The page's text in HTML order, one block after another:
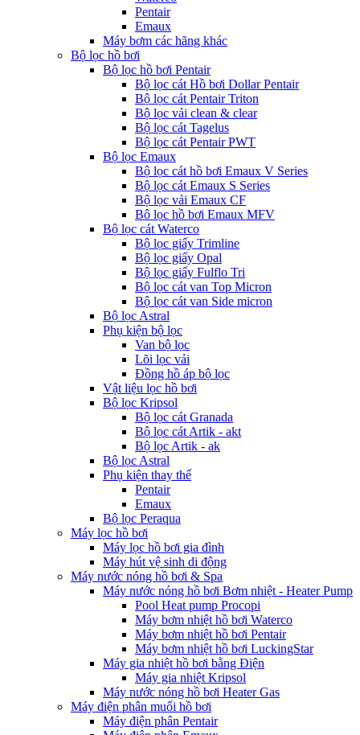
Pentair
Emaux
Máy bơm các hãng khác
Bộ lọc hồ bơi
Bộ lọc hồ bơi Pentair
Bộ lọc cát Hồ bơi Dollar Pentair
Bộ lọc cát Pentair Triton
Bộ lọc vải clean & clear
Bộ lọc cát Tagelus
Bộ lọc cát Pentair PWT
Bộ lọc Emaux
Bộ lọc cát hồ bơi Emaux V Series
Bộ lọc cát Emaux S Series
Bộ lọc vải Emaux CF
Bô lọc hồ bơi Emaux MFV
Bộ lọc cát Waterco
Bộ lọc giấy Trimline
Bộ lọc giấy Opal
Bộ lọc giấy Fulflo Tri
Bộ lọc cát van Top Micron
Bộ lọc cát van Side micron
Bộ lọc Astral
Phụ kiện bộ lọc
Van bộ lọc
Lõi lọc vải
Đồng hồ áp bộ lọc
Vật liệu lọc hồ bơi
Bộ lọc Kripsol
Bộ lọc cát Granada
Bộ lọc cát Artik - akt
Bộ lọc Artik - ak
Bộ lọc Astral
Phụ kiện thay thế
Pentair
Emaux
Bộ lọc Peraqua
Máy lọc hồ bơi
Máy lọc hồ bơi gia đình
Máy hút vệ sinh di động
Máy nước nóng hồ bơi & Spa
Máy nước nóng hồ bơi Bơm nhiệt - Heater Pump
Pool Heat pump Procopi
Máy bơm nhiệt hồ bơi Waterco
Máy bơm nhiệt hồ bơi Pentair
Máy bơm nhiệt hồ bơi LuckingStar
Máy gia nhiệt hồ bơi bằng Điện
Máy gia nhiệt Kripsol
Máy nước nóng hồ bơi Heater Gas
Máy điện phân muối hồ bơi
Máy điện phân Pentair